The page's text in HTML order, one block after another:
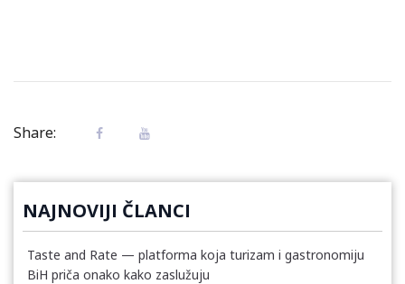
Share:
NAJNOVIJI ČLANCI
Taste and Rate — platforma koja turizam i gastronomiju
BiH priča onako kako zaslužuju